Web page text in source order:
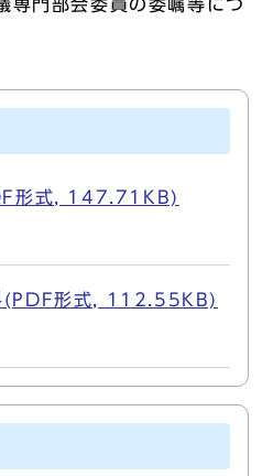
専門部会委員の委嘱等につ
形式, 147.71KB)
(PDF形式, 112.55KB)